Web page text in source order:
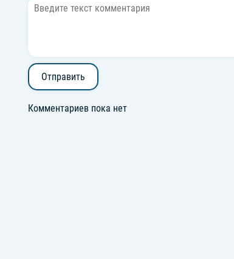
Отправить
Комментариев пока нет